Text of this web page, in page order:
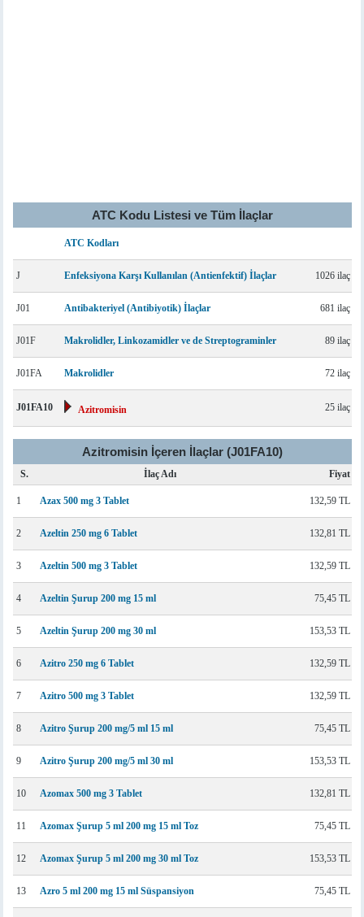
ATC Kodu Listesi ve Tüm İlaçlar
ATC Kodları
J Enfeksiyona Karşı Kullanılan (Antienfektif) İlaçlar 1026 ilaç
J01 Antibakteriyel (Antibiyotik) İlaçlar 681 ilaç
J01F Makrolidler, Linkozamidler ve de Streptograminler 89 ilaç
J01FA Makrolidler 72 ilaç
J01FA10 Azitromisin 25 ilaç
Azitromisin İçeren İlaçlar (J01FA10)
S. İlaç Adı Fiyat
1 Azax 500 mg 3 Tablet 132,59 TL
2 Azeltin 250 mg 6 Tablet 132,81 TL
3 Azeltin 500 mg 3 Tablet 132,59 TL
4 Azeltin Şurup 200 mg 15 ml 75,45 TL
5 Azeltin Şurup 200 mg 30 ml 153,53 TL
6 Azitro 250 mg 6 Tablet 132,59 TL
7 Azitro 500 mg 3 Tablet 132,59 TL
8 Azitro Şurup 200 mg/5 ml 15 ml 75,45 TL
9 Azitro Şurup 200 mg/5 ml 30 ml 153,53 TL
10 Azomax 500 mg 3 Tablet 132,81 TL
11 Azomax Şurup 5 ml 200 mg 15 ml Toz 75,45 TL
12 Azomax Şurup 5 ml 200 mg 30 ml Toz 153,53 TL
13 Azro 5 ml 200 mg 15 ml Süspansiyon 75,45 TL